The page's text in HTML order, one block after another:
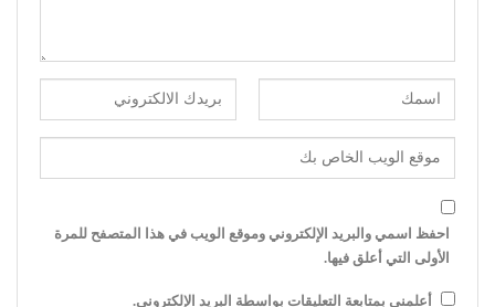
احفظ اسمي والبريد الإلكتروني وموقع الويب في هذا المتصفح للمرة
الأولى التي أعلق فيها.
أعلمني بمتابعة التعليقات بواسطة البريد الإلكتروني.